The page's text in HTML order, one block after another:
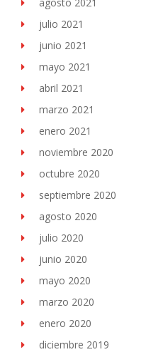
julio 2021
junio 2021
mayo 2021
abril 2021
marzo 2021
enero 2021
noviembre 2020
octubre 2020
septiembre 2020
agosto 2020
julio 2020
junio 2020
mayo 2020
marzo 2020
enero 2020
diciembre 2019